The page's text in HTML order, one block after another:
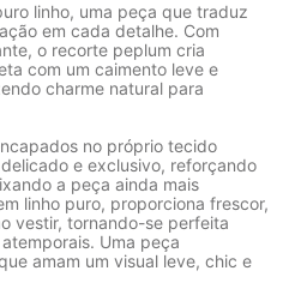
linho, uma peça que traduz
em cada detalhe. Com
o recorte peplum cria
com um caimento leve e
charme natural para
no próprio tecido
e exclusivo, reforçando
a peça ainda mais
linho puro, proporciona frescor,
vestir, tornando-se perfeita
Uma peça
amam um visual leve, chic e